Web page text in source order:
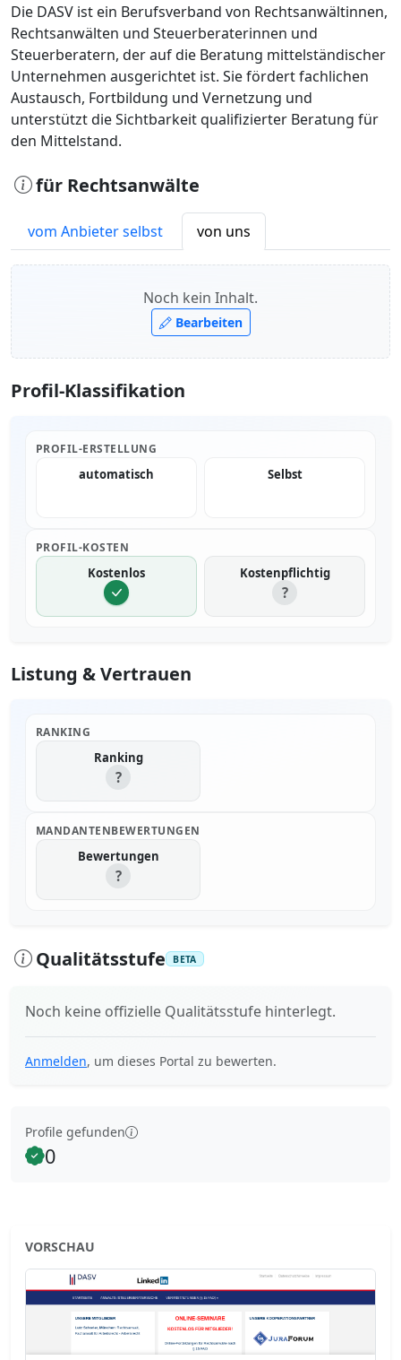
Die DASV ist ein Berufsverband von Rechtsanwältinnen,
Rechtsanwälten und Steuerberaterinnen und
Steuerberatern, der auf die Beratung mittelständischer
Unternehmen ausgerichtet ist. Sie fördert fachlichen
Austausch, Fortbildung und Vernetzung und
unterstützt die Sichtbarkeit qualifizierter Beratung für
den Mittelstand.
für Rechtsanwälte
vom Anbieter selbst von uns
Noch kein Inhalt.
Bearbeiten
Profil-Klassifikation
PROFIL-ERSTELLUNG
automatisch Selbst
PROFIL-KOSTEN
Kostenlos Kostenpflichtig
?
Listung & Vertrauen
RANKING
Ranking
?
MANDANTENBEWERTUNGEN
Bewertungen
?
Qualitätsstufe BETA
Noch keine offizielle Qualitätsstufe hinterlegt.
Anmelden, um dieses Portal zu bewerten.
Profile gefunden
0
VORSCHAU